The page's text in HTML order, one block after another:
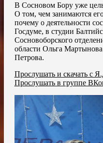
В Сосновом Бору уже
О том, чем занимаются
почему о деятельности
Госдуме, в студии
Сосновоборского
области Ольга
Петрова.
Прослушать и скачать с
Прослушать в группе